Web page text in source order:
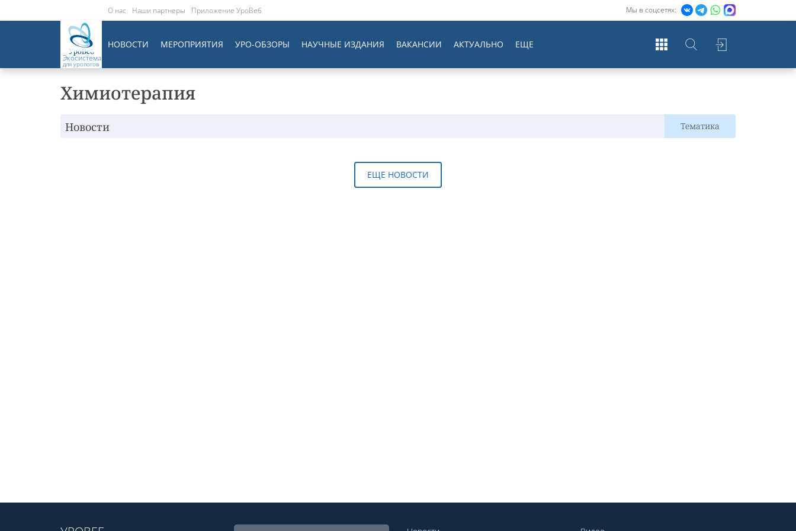
Мы в соцсетях:
О нас Наши партнеры Приложение УроВеб
Экосистема
для урологов
НОВОСТИ МЕРОПРИЯТИЯ УРО-ОБЗОРЫ НАУЧНЫЕ ИЗДАНИЯ ВАКАНСИИ АКТУАЛЬНО ЕЩЕ
Химиотерапия
Новости Тематика
ЕЩЕ НОВОСТИ